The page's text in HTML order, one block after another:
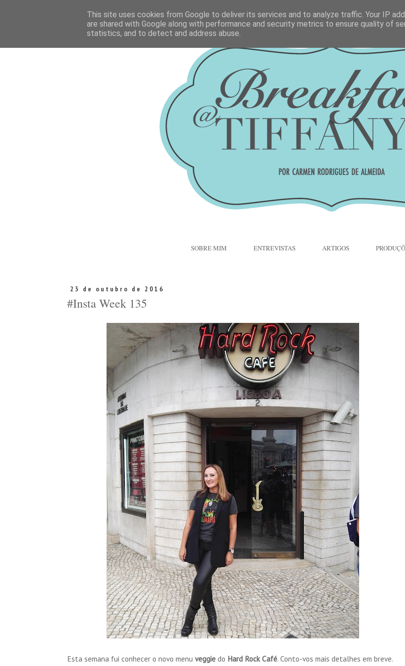
SOBRE MIM ENTREVISTAS ARTIGOS
23 de outubro de 2016
#Insta Week 135
Esta semana fui conhecer o novo menu veggie do Hard Rock Café. Conto-vos mais detalhes em breve.
This site uses cookies from Google to deliver its services and to analyze traffic. Your IP
are shared with Google along with performance and security metrics to ensure quality of
statistics, and to detect and address abuse.